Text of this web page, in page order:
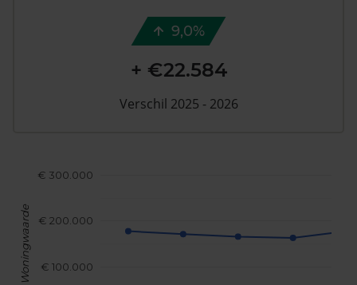
€ 100.000
€ 200.000
€ 300.000
Woningwaarde
9,0%
+ €22.584
Verschil 2025 - 2026